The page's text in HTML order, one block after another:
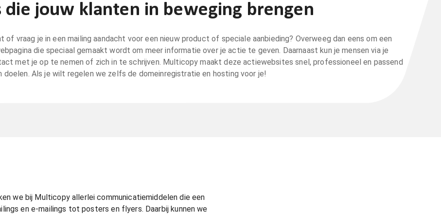
die jouw klanten in beweging brengen
vraag je in een mailing aandacht voor een nieuw product of speciale aanbieding? Overweeg dan eens om een
die speciaal gemaakt wordt om meer informatie over je actie te geven. Daarnaast kun je mensen via je
met je op te nemen of zich in te schrijven. Multicopy maakt deze actiewebsites snel, professioneel en passend
doelen. Als je wilt regelen we zelfs de domeinregistratie en hosting voor je!
we bij Multicopy allerlei communicatiemiddelen die een
en e-mailings tot posters en flyers. Daarbij kunnen we